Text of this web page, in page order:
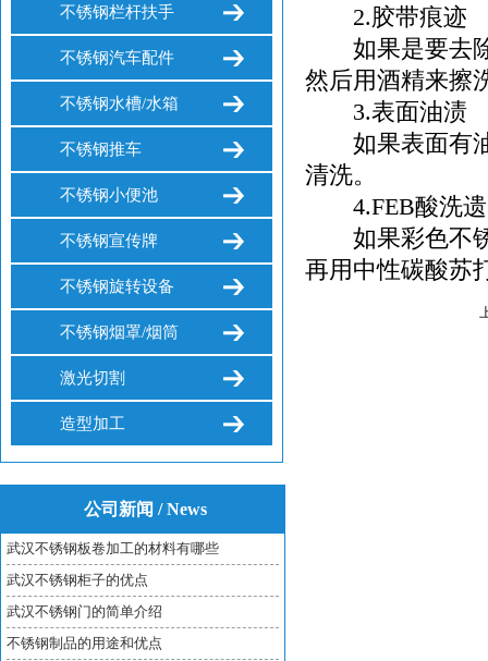
不锈钢栏杆扶手
不锈钢汽车配件
不锈钢水槽/水箱
不锈钢推车
不锈钢小便池
不锈钢宣传牌
不锈钢旋转设备
不锈钢烟罩/烟筒
激光切割
造型加工
公司新闻 / News
武汉不锈钢板卷加工的材料有哪些
武汉不锈钢柜子的优点
武汉不锈钢门的简单介绍
不锈钢制品的用途和优点
2.胶带痕迹
如果是要去除
然后用酒精来擦
3.表面油渍
如果表面有油
清洗。
4.FEB酸洗遗
如果彩色不锈
再用中性碳酸苏